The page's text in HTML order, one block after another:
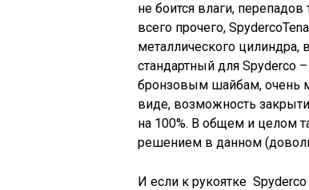
не боится влаги,
всего прочего,
металлического цилиндра,
стандартный для Spyderco
бронзовым шайбам, очень
виде, возможность
на 100%. В общем и целом
решением в данном
И если к рукоятке